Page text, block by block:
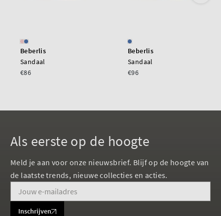
Beberlis
Sandaal
€86
Beberlis
Sandaal
€96
Als eerste op de hoogte
Meld je aan voor onze nieuwsbrief. Blijf op de hoogte van
de laatste trends, nieuwe collecties en acties.
Inschrijven